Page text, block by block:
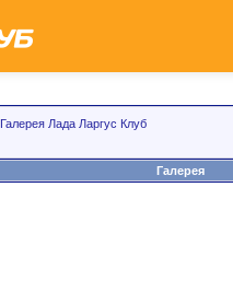
Галерея Лада Ларгус Клуб
Галерея